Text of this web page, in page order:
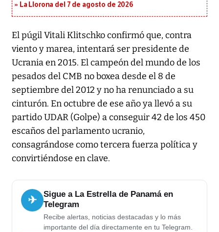
La Llorona del 7 de agosto de 2026
El púgil Vitali Klitschko confirmó que, contra
viento y marea, intentará ser presidente de
Ucrania en 2015. El campeón del mundo de los
pesados del CMB no boxea desde el 8 de
septiembre del 2012 y no ha renunciado a su
cinturón. En octubre de ese año ya llevó a su
partido UDAR (Golpe) a conseguir 42 de los 450
escaños del parlamento ucranio,
consagrándose como tercera fuerza política y
convirtiéndose en clave.
✈
Sigue a La Estrella de Panamá en
Telegram
Recibe alertas, noticias destacadas y lo más
importante del día directamente en tu Telegram.